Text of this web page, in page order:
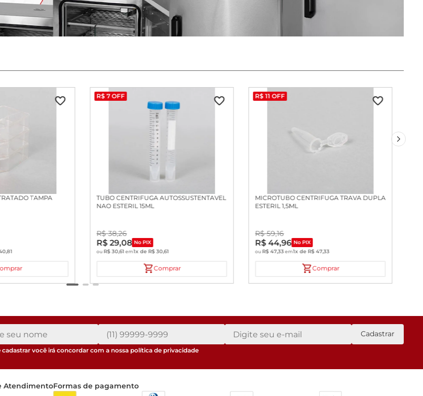
TAMPA
,81
R$ 7OFF
TUBO CENTRIFUGA AUTOSSUSTENTAVEL
NAO ESTERIL 15ML
R$ 38,26
R$ 29,08 No PIX
ou R$ 30,61em1x de R$ 30,61
Comprar
R$ 11 OFF
MICROTUBO CENTRIFUGA TRAVA DUPLA
ESTERIL 1,5ML
R$ 59,16
R$ 44,96 No PIX
ou R$ 47,33em1x de R$ 47,33
Comprar
Cadastrar
cadastrar você irá concordar com a nossa política de privacidade
AtendimentoFormas de pagamento